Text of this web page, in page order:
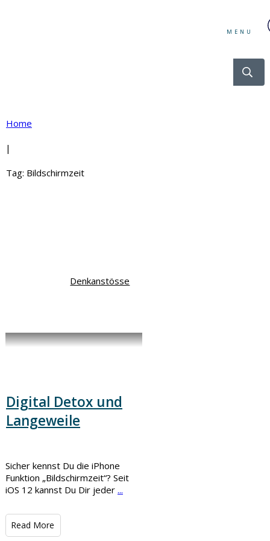
MENU
Home
|
Tag: Bildschirmzeit
Denkanstösse
Digital Detox und
Langeweile
Sicher kennst Du die iPhone
Funktion „Bildschirmzeit“? Seit
iOS 12 kannst Du Dir jeder ...
​Read More